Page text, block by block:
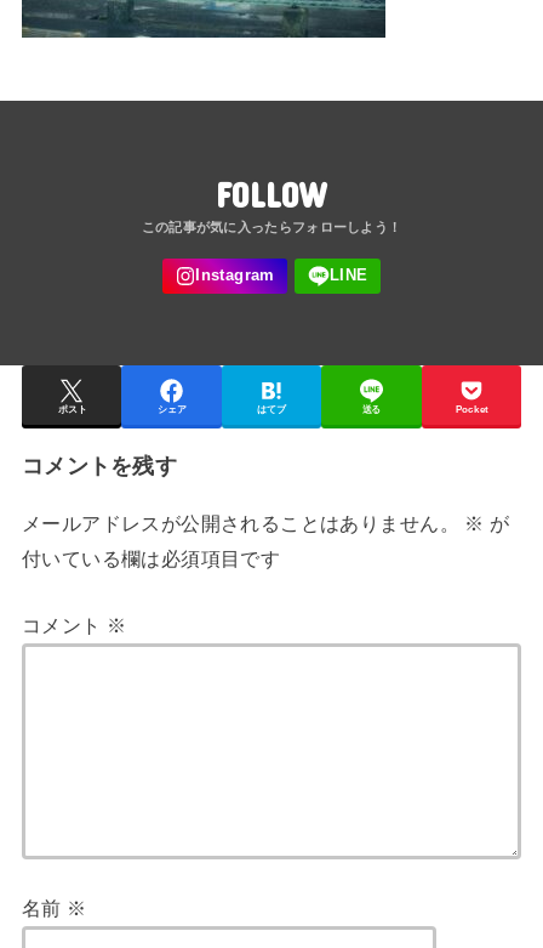
FOLLOW
ポスト シェア はてブ 送る Pocket
コメントを残す
メールアドレスが公開されることはありません。 ※ が
付いている欄は必須項目です
コメント ※
名前 ※